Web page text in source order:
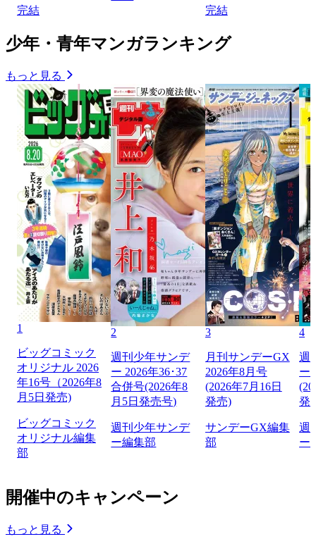
完結
完結
少年・青年マンガランキング
もっと見る
1
ビッグコミック
オリジナル 2026
年16号（2026年8
月5日発売)
ビッグコミック
オリジナル編集
部
2
週刊少年サンデ
ー 2026年36･37
合併号(2026年8
月5日発売号)
週刊少年サンデ
ー編集部
3
月刊サンデーGX
2026年8月号
(2026年7月16日
発売)
サンデーGX編集
部
4
週
ー
発
週
ー
開催中のキャンペーン
もっと見る